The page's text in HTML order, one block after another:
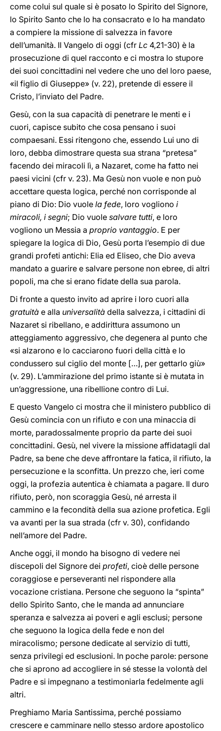
come colui sul quale si è posato lo Spirito del Signore,
lo Spirito Santo che lo ha consacrato e lo ha mandato
a compiere la missione di salvezza in favore
dell’umanità. Il Vangelo di oggi (cfr Lc 4,21-30) è la
prosecuzione di quel racconto e ci mostra lo stupore
dei suoi concittadini nel vedere che uno del loro paese,
«il figlio di Giuseppe» (v. 22), pretende di essere il
Cristo, l’inviato del Padre.
Gesù, con la sua capacità di penetrare le menti e i
cuori, capisce subito che cosa pensano i suoi
compaesani. Essi ritengono che, essendo Lui uno di
loro, debba dimostrare questa sua strana “pretesa”
facendo dei miracoli lì, a Nazaret, come ha fatto nei
paesi vicini (cfr v. 23). Ma Gesù non vuole e non può
accettare questa logica, perché non corrisponde al
piano di Dio: Dio vuole la fede, loro vogliono i
miracoli, i segni; Dio vuole salvare tutti, e loro
vogliono un Messia a proprio vantaggio. E per
spiegare la logica di Dio, Gesù porta l’esempio di due
grandi profeti antichi: Elia ed Eliseo, che Dio aveva
mandato a guarire e salvare persone non ebree, di altri
popoli, ma che si erano fidate della sua parola.
Di fronte a questo invito ad aprire i loro cuori alla
gratuità e alla universalità della salvezza, i cittadini di
Nazaret si ribellano, e addirittura assumono un
atteggiamento aggressivo, che degenera al punto che
«si alzarono e lo cacciarono fuori della città e lo
condussero sul ciglio del monte […], per gettarlo giù»
(v. 29). L’ammirazione del primo istante si è mutata in
un’aggressione, una ribellione contro di Lui.
E questo Vangelo ci mostra che il ministero pubblico di
Gesù comincia con un rifiuto e con una minaccia di
morte, paradossalmente proprio da parte dei suoi
concittadini. Gesù, nel vivere la missione affidatagli dal
Padre, sa bene che deve affrontare la fatica, il rifiuto, la
persecuzione e la sconfitta. Un prezzo che, ieri come
oggi, la profezia autentica è chiamata a pagare. Il duro
rifiuto, però, non scoraggia Gesù, né arresta il
cammino e la fecondità della sua azione profetica. Egli
va avanti per la sua strada (cfr v. 30), confidando
nell’amore del Padre.
Anche oggi, il mondo ha bisogno di vedere nei
discepoli del Signore dei profeti, cioè delle persone
coraggiose e perseveranti nel rispondere alla
vocazione cristiana. Persone che seguono la “spinta”
dello Spirito Santo, che le manda ad annunciare
speranza e salvezza ai poveri e agli esclusi; persone
che seguono la logica della fede e non del
miracolismo; persone dedicate al servizio di tutti,
senza privilegi ed esclusioni. In poche parole: persone
che si aprono ad accogliere in sé stesse la volontà del
Padre e si impegnano a testimoniarla fedelmente agli
altri.
Preghiamo Maria Santissima, perché possiamo
crescere e camminare nello stesso ardore apostolico